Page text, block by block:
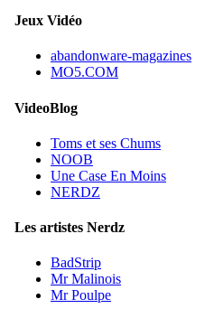
Jeux Vidéo
abandonware-magazines
MO5.COM
VideoBlog
Toms et ses Chums
NOOB
Une Case En Moins
NERDZ
Les artistes Nerdz
BadStrip
Mr Malinois
Mr Poulpe